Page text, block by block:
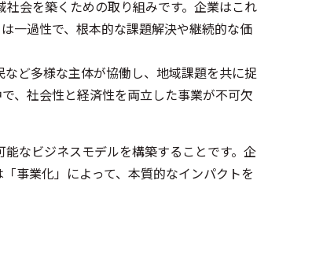
会を築くための取り組みです。企業はこれ
一過性で、根本的な課題解決や継続的な価
ど多様な主体が協働し、地域課題を共に捉
、社会性と経済性を両立した事業が不可欠
なビジネスモデルを構築することです。企
事業化」によって、本質的なインパクトを